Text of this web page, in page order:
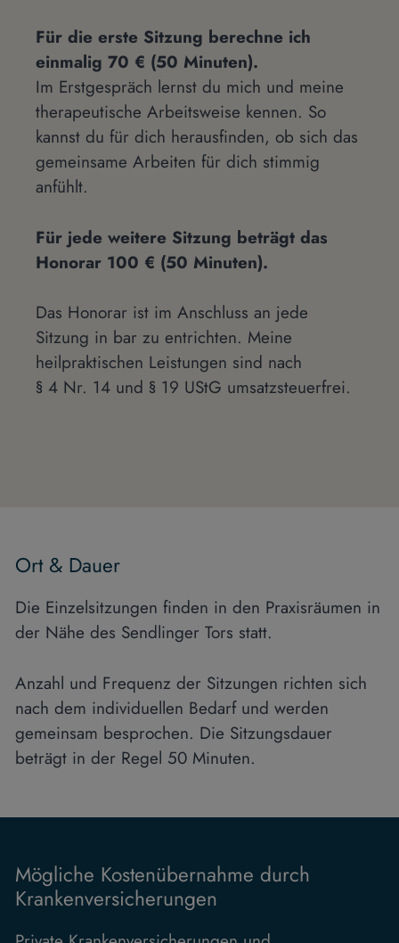
Für die erste Sitzung berechne ich
einmalig 70 € (50 Minuten).
Im Erstgespräch lernst du mich und meine
therapeutische Arbeitsweise kennen. So
kannst du für dich herausfinden, ob sich das
gemeinsame Arbeiten für dich stimmig
anfühlt.
Für jede weitere Sitzung beträgt das
Honorar 100 € (50 Minuten).
Das Honorar ist im Anschluss an jede
Sitzung in bar zu entrichten. Meine
heilpraktischen Leistungen sind nach
§ 4 Nr. 14 und § 19 UStG umsatzsteuerfrei.
Ort & Dauer
Die Einzelsitzungen finden in den Praxisräumen in
der Nähe des Sendlinger Tors statt.
Anzahl und Frequenz der Sitzungen richten sich
nach dem individuellen Bedarf und werden
gemeinsam besprochen. Die Sitzungsdauer
beträgt in der Regel 50 Minuten.
Mögliche Kostenübernahme durch
Krankenversicherungen